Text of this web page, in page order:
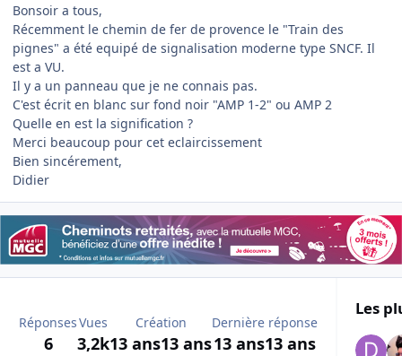
Bonsoir a tous,
Récemment le chemin de fer de provence le "Train des
pignes" a été equipé de signalisation moderne type SNCF. Il
est a VU.
Il y a un panneau que je ne connais pas.
C'est écrit en blanc sur fond noir "AMP 1-2" ou AMP 2
Quelle en est la signification ?
Merci beaucoup pour cet eclaircissement
Bien sincérement,
Didier
Réponses
6
Vues
3,2k
Création
13 ans13 ans
Dernière réponse
13 ans13 ans
Les